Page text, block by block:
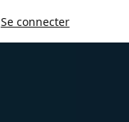
Se connecter